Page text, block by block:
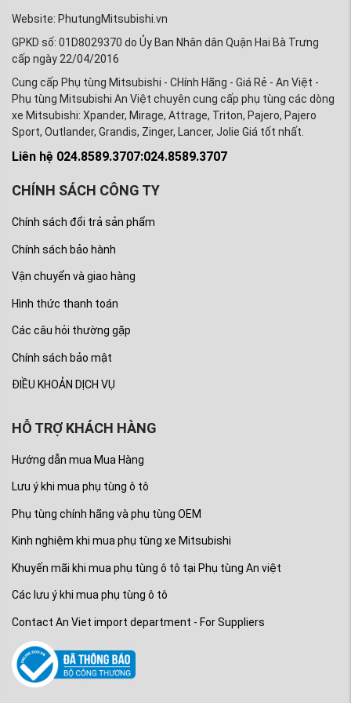
Mitsubishi Xpander và Xpander Cross tại An Việt
đều được đổi trả hoàn toànMiễn phí trong 7
ngày. Và được bảo hành đúng theo tiêu chuẩn của
hãng Mitsubishi Motors.
- Được tư vấn miễn phí về phụ tùng dòng xe
Mitsubishi Xpander và Xpander Cross, cách phân
biệt phụ tùng hàng xịn chính hãng và hàng và làm
cách kinh tế nhất mà vẫn đảm bảo xe hoạt động
ổn định và tốt nhất.
- Quý khách hàng sẽ được mua phụ tùng ô tô
chính hãng, chất lượng đảm bảo với giá cả rẻ nhất
- Quý khách hàng sẽ được giao hàng bằng đường
hóa ok đảm bảo đúng chất lượng mẫu mã mới
thanh toán tiền nên quý khách hàng hoàn toàn yên
Việt.
- Quý khách hàng mua phụ tùng xe Mitsubishi
Xpander và Xpander Cross tại An Việt của chúng
và bảo hành một cách chu đáo nhất.
Hãy liên hệ với Phụ tùng Mitsubishi An Việt:
Nhập khẩu và phân phối:Công ty Phụ tùng An
Việt
Fanpage:https://www.facebook.com/
Youtube:https://www.youtube.com/
Mail:
Website: PhutungMitsubishi.vn
GPKD số: 01D8029370 do Ủy Ban Nhân dân Quận Hai Bà Trưng
cấp ngày 22/04/2016
Cung cấp Phụ tùng Mitsubishi - CHính Hãng - Giá Rẻ - An Việt -
Phụ tùng Mitsubishi An Việt chuyên cung cấp phụ tùng các dòng
xe Mitsubishi: Xpander, Mirage, Attrage, Triton, Pajero, Pajero
Sport, Outlander, Grandis, Zinger, Lancer, Jolie Giá tốt nhất.
Liên hệ 024.8589.3707:024.8589.3707
CHÍNH SÁCH CÔNG TY
Chính sách đổi trả sản phẩm
Chính sách bảo hành
Vận chuyển và giao hàng
Hình thức thanh toán
Các câu hỏi thường gặp
Chính sách bảo mật
ĐIỀU KHOẢN DỊCH VỤ
HỖ TRỢ KHÁCH HÀNG
Hướng dẫn mua Mua Hàng
Lưu ý khi mua phụ tùng ô tô
Phụ tùng chính hãng và phụ tùng OEM
Kinh nghiệm khi mua phụ tùng xe Mitsubishi
Khuyến mãi khi mua phụ tùng ô tô tại Phụ tùng An việt
Các lưu ý khi mua phụ tùng ô tô
Contact An Viet import department - For Suppliers